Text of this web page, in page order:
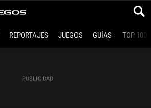
REPORTAJES JUEGOS GUÍAS TOP 100